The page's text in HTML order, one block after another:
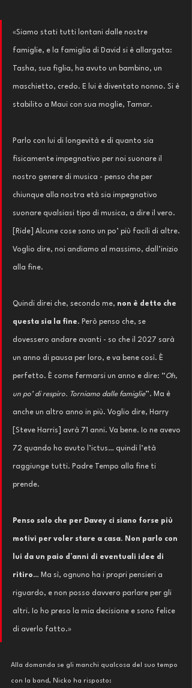
«Siamo stati tutti lontani dalle nostre
famiglie, e la famiglia di David si è allargata:
Tasha, sua figlia, ha avuto un bambino, un
maschietto, credo. E lui è diventato nonno. Si è
stabilito a Maui con sua moglie, Tamar.
Parlo con lui di longevità e di quanto sia
fisicamente impegnativo per noi suonare il
nostro genere di musica - penso che per
chiunque alla nostra età sia impegnativo
suonare qualsiasi tipo di musica, a dire il vero.
[Ride] Alcune cose sono un po’ più facili di altre.
Voglio dire, noi andiamo al massimo, dall’inizio
alla fine.
Quindi direi che, secondo me, non è detto che
questa sia la fine. Però penso che, se
dovessero andare avanti - so che il 2027 sarà
un anno di pausa per loro, e va bene così. È
perfetto. È come fermarsi un anno e dire: “Oh,
un po’ di respiro. Torniamo dalle famiglie”. Ma è
anche un altro anno in più. Voglio dire, Harry
[Steve Harris] avrà 71 anni. Va bene. Io ne avevo
72 quando ho avuto l’ictus… quindi l’età
raggiunge tutti. Padre Tempo alla fine ti
prende.
Penso solo che per Davey ci siano forse più
motivi per voler stare a casa. Non parlo con
lui da un paio d’anni di eventuali idee di
ritiro… Ma sì, ognuno ha i propri pensieri a
riguardo, e non posso davvero parlare per gli
altri. Io ho preso la mia decisione e sono felice
di averlo fatto.»
Alla domanda se gli manchi qualcosa del suo tempo
con la band, Nicko ha risposto: